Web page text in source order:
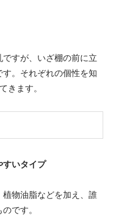
ですが、いざ棚の前に立
。それぞれの個性を知
きます。
すいタイプ
物油脂などを加え、誰
です。